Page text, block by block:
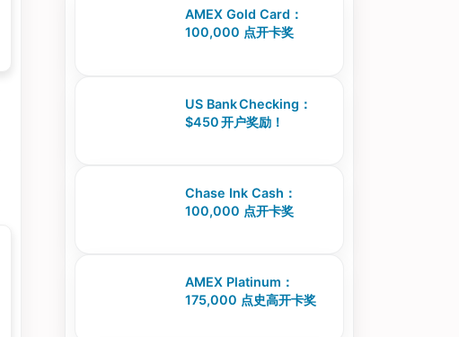
AMEX Gold Card：
100,000 点开卡奖
US Bank Checking：
$450 开户奖励！
Chase Ink Cash：
100,000 点开卡奖
AMEX Platinum：
175,000 点史高开卡奖